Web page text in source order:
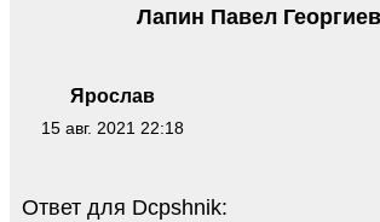
Ярослав
15 авг. 2021 22:18
Лапин Павел
Ответ для Dcpshnik: